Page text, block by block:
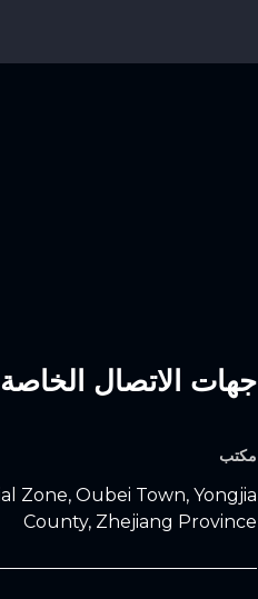
جهات الاتصال الخاصة
مكتب
Zone, Oubei Town, Yongjia
County, Zhejiang Province